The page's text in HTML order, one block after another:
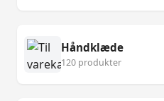
Håndklæde
120 produkter